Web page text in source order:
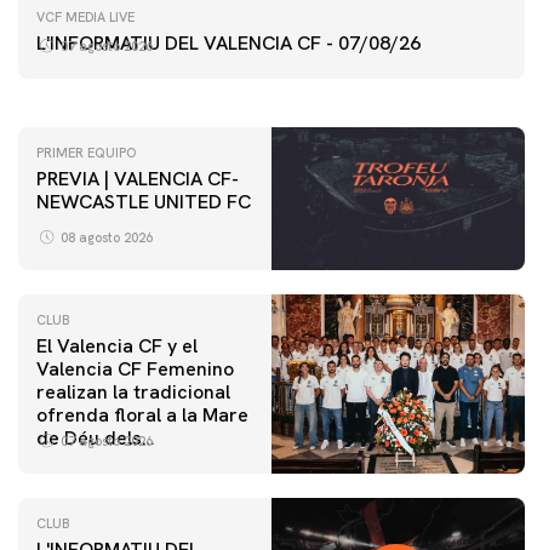
VCF MEDIA LIVE
L'INFORMATIU DEL VALENCIA CF - 07/08/26
07 agosto 2026
PRIMER EQUIPO
ENTRENAMIENTO DEL VALENCIA CF 7/8/2026
PRIMER EQUIPO
PREVIA | VALENCIA CF-
NEWCASTLE UNITED FC
08 agosto 2026
CLUB
El Valencia CF y el
Valencia CF Femenino
realizan la tradicional
ofrenda floral a la Mare
de Déu dels
07 agosto 2026
CLUB